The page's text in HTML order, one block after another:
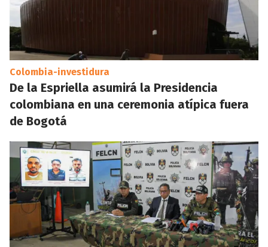
Colombia-investidura
De la Espriella asumirá la Presidencia
colombiana en una ceremonia atípica fuera
de Bogotá